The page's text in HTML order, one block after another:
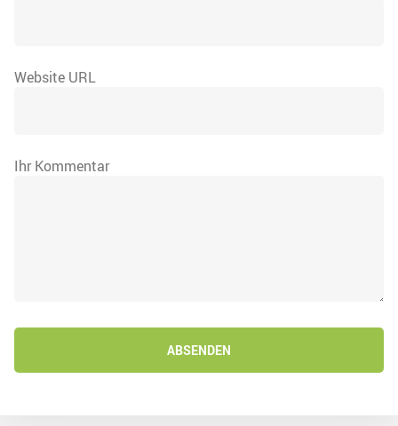
Website URL
Ihr Kommentar
ABSENDEN